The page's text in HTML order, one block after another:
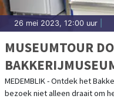
26 mei 2023, 12:00 uur
MUSEUMTOUR
MEDEMBLIK - Ontdek het
bezoek niet alleen draait om